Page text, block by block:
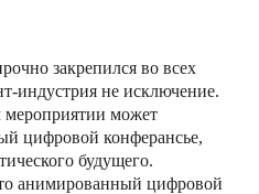
закрепился во всех
индустрия не исключение.
мероприятии может
цифровой конферансье,
будущего.
анимированный цифровой